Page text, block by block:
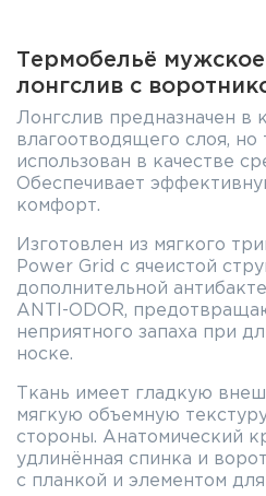
Термобельё мужское
лонгслив с
Лонгслив предназначен в
влагоотводящего слоя,
использован в качестве
Обеспечивает
комфорт.
Изготовлен из мягкого
Power Grid с ячеистой
дополнительной
ANTI-ODOR,
неприятного запаха при
носке.
Ткань имеет гладкую
мягкую объемную
стороны. Анатомический
удлинённая спинка и
с планкой и элементом